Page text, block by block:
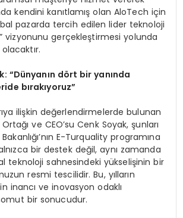
kendini kanıtlamış olan AloTech için
pazarda tercih edilen lider teknoloji
vizyonunu gerçekleştirmesi yolunda
“Dünyanın dört bir yanında
bırakıyoruz”
ilişkin değerlendirmelerde bulunan
ve CEO’su Cenk Soyak, şunları
E-Turquality programına
bir destek değil, aynı zamanda
teknoloji sahnesindeki yükselişinin bir
resmi tescilidir. Bu, yılların
inancı ve inovasyon odaklı
somut bir sonucudur.